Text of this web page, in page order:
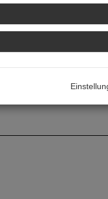
nehme ich für
man mitarbeitet,
man dafür nicht